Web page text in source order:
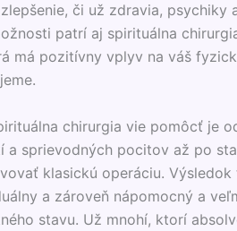
či už zdravia, psychiky
patrí aj spirituálna
má pozitívny vplyv na váš
chirurgia vie pomôcť je
a sprievodných pocitov až po
klasickú operáciu.
a zároveň nápomocný a
stavu. Už mnohí, ktorí